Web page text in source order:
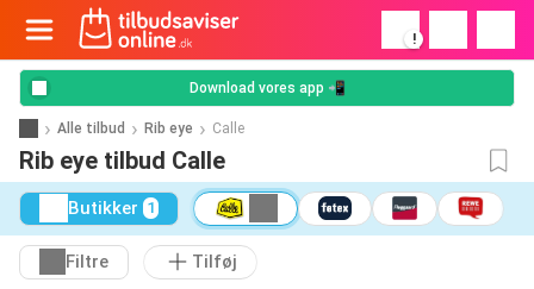
!
Download vores app 📲
Alle tilbud Rib eye Calle
Rib eye tilbud Calle
Butikker 1
Filtre
Tilføj